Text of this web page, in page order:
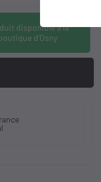
disponible à la
d'Osny